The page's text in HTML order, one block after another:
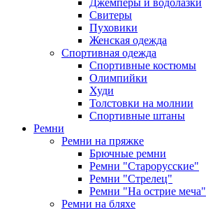
Джемперы и водолазки
Свитеры
Пуховики
Женская одежда
Спортивная одежда
Спортивные костюмы
Олимпийки
Худи
Толстовки на молнии
Спортивные штаны
Ремни
Ремни на пряжке
Брючные ремни
Ремни "Старорусские"
Ремни "Стрелец"
Ремни "На острие меча"
Ремни на бляхе